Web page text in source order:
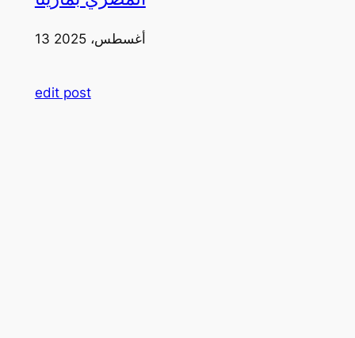
13 أغسطس، 2025
edit post